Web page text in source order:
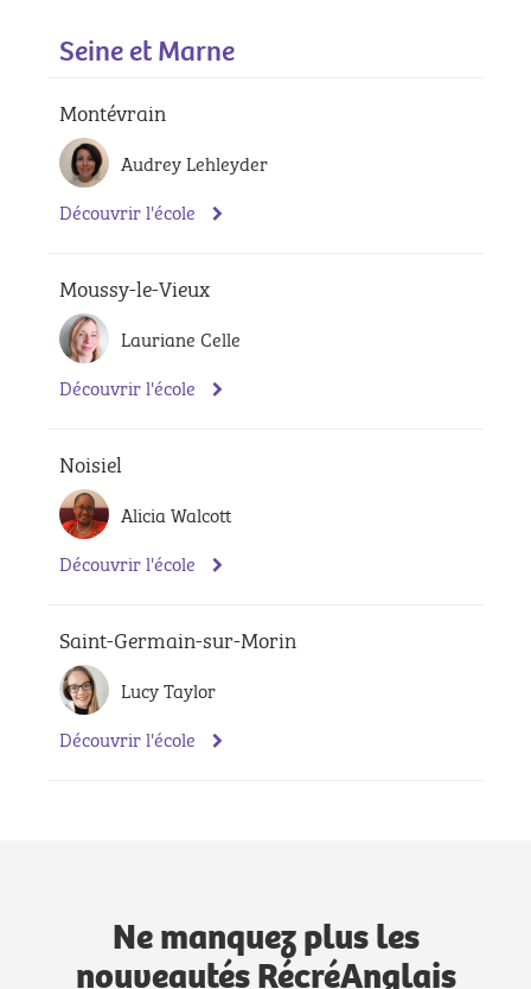
Seine et Marne
Montévrain
Audrey Lehleyder
Découvrir l'école
Moussy-le-Vieux
Lauriane Celle
Découvrir l'école
Noisiel
Alicia Walcott
Découvrir l'école
Saint-Germain-sur-Morin
Lucy Taylor
Découvrir l'école
Ne manquez plus les
nouveautés RécréAnglais